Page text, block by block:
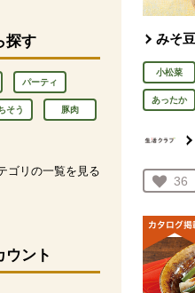
探す
パーティ
そう 豚肉
ゴリの一覧を見る
ウント
みそ
小松菜
あったか
お
36